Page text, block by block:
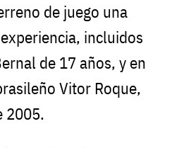
de juego una
incluidos
de 17 años, y en
Vitor Roque,
2005.